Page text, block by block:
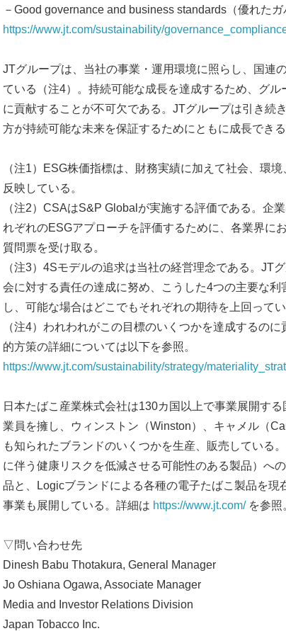
－Good governance and business standards（優れたガ
https://www.jt.com/sustainability/
JTグループは、当社の事業・運用環境に照らし、国連
ている（注4）。持続可能な成長を達成するため、グ
に貢献することが不可欠である。JTグループは引き続
方が持続可能な未来を保証するためにともに成長でき
（注1）ESG株価指標は、財務実績に加えて社会、環
反映している。
（注2）CSAはS&P Globalが実施する評価である。企
れぞれのESGアプローチを評価するために、各業界に
質問票を受け取る。
（注3）4Sモデルの追求は当社の経営理念である。JT
会に対する責任の達成に努め、こうした4つの主要な
し、可能な場合はどこでもそれぞれの期待を上回ってい
（注4）われわれがこの目標のいくつかを達成するの
的方策の詳細については以下を参照。
https://www.jt.com/sustainability/strategy/
日本たばこ産業株式会社は130カ国以上で事業展開す
業員を擁し、ウィンストン（Winston）、キャメル（
も知られたブランドのいくつかを生産、販売している
に伴う健康リスクを低減させる可能性のある製品）へ
品と、Logicブランドによる各種の電子たばこ製品を
事業も展開している。詳細は https://www.jt.com/を参照
▽問い合わせ先
Dinesh Babu Thotakura, General Manager
Jo Oshiana Ogawa, Associate Manager
Media and Investor Relations Division
Japan Tobacco Inc.